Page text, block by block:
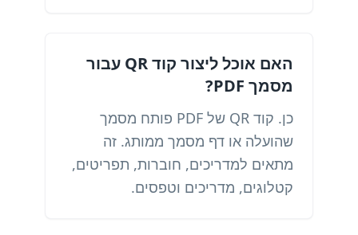
האם אוכל ליצור קוד QR עבור
מסמך PDF?
כן. קוד QR של PDF פותח מסמך
שהועלה או דף מסמך ממותג. זה
מתאים למדריכים, חוברות, תפריטים,
קטלוגים, מדריכים וטפסים.